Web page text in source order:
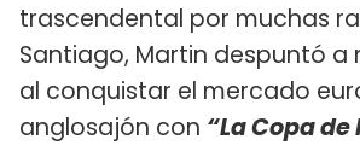
trascendental por muchas
Santiago, Martin despuntó a
al conquistar el mercado
anglosajón con “La Copa